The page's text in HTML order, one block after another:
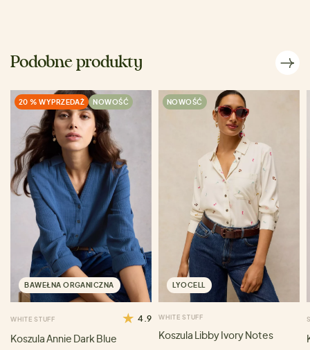
Podobne produkty
20 % WYPRZEDAŻ NOWOŚĆ
BAWEŁNA ORGANICZNA
WHITE STUFF 4.9
Koszula Annie Dark Blue
NOWOŚĆ
LYOCELL
WHITE STUFF
Koszula Libby Ivory Notes